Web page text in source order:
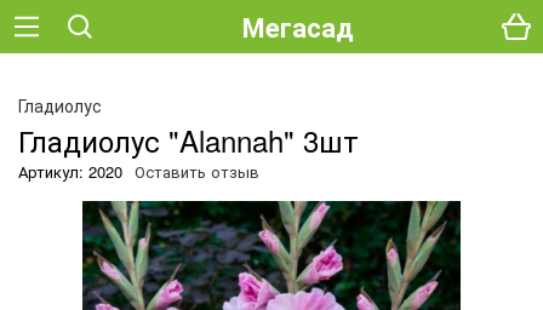
Мегасад
Гладиолус
Гладиолус "Alannah" 3шт
Артикул: 2020 Оставить отзыв